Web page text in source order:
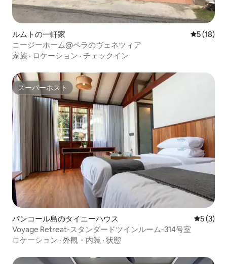
ルムトの一軒家 レビュー
5 (18)
コージーホーム@ペラのヴェネツィア
家族 · ロケーション · チェックイン
スーパーホスト
スーパーホスト
パンコール島のタイニーハウス レビュー
5 (3)
Voyage Retreat-スタンダードツインルーム-314号室
ロケーション · 外観・内装 · 状態